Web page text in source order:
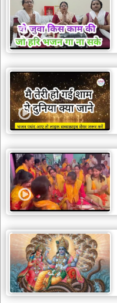
देश
भक्ति
भजन
patriotic
खाटू
श्याम
भजन
khatu
shaym
bhajans
रानी
सती
दादी
भजन
rani
sati
dadi
बावा
लाल
दयाल
भजन
bawa
lal